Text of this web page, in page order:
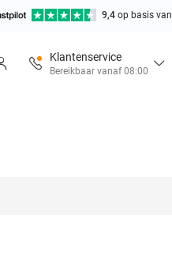
9,4 op basis van
Klantenservice
Bereikbaar vanaf 08:00